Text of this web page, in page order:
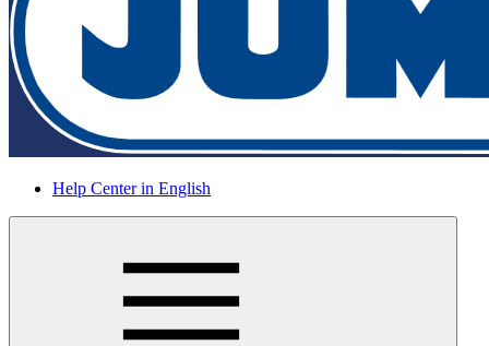
Help Center in English